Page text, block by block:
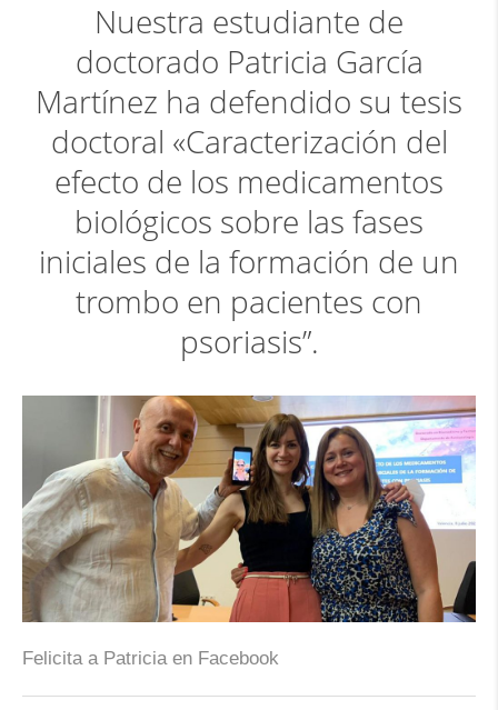
Nuestra estudiante de
doctorado Patricia García
Martínez ha defendido su tesis
doctoral «Caracterización del
efecto de los medicamentos
biológicos sobre las fases
iniciales de la formación de un
trombo en pacientes con
psoriasis”.
Felicita a Patricia en Facebook